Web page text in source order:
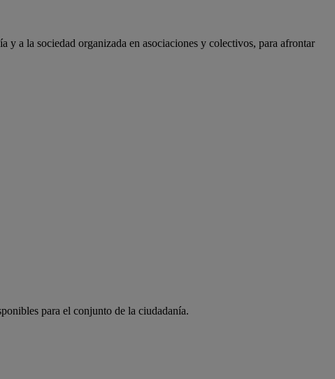
a la sociedad organizada en asociaciones y colectivos, para afrontar
para el conjunto de la ciudadanía.